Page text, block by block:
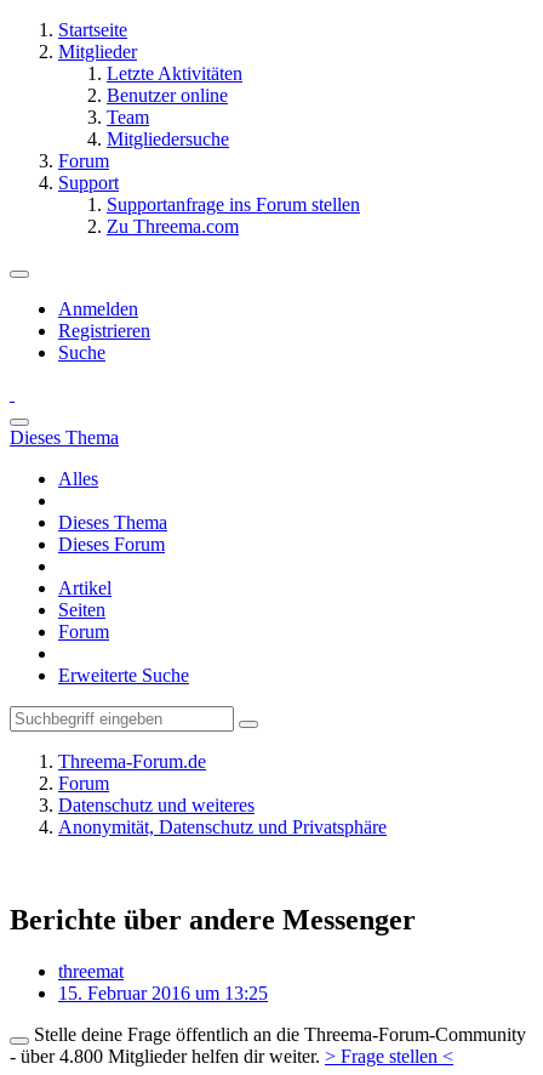
Startseite
Mitglieder
Letzte Aktivitäten
Benutzer online
Team
Mitgliedersuche
Forum
Support
Supportanfrage ins Forum stellen
Zu Threema.com
Anmelden
Registrieren
Suche
Dieses Thema
Alles
Dieses Thema
Dieses Forum
Artikel
Seiten
Forum
Erweiterte Suche
Threema-Forum.de
Forum
Datenschutz und weiteres
Anonymität, Datenschutz und Privatsphäre
Berichte über andere Messenger
threemat
15. Februar 2016 um 13:25
Stelle deine Frage öffentlich an die Threema-Forum-Community
- über 4.800 Mitglieder helfen dir weiter. > Frage stellen <